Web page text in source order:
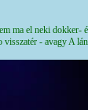
ma el neki dokker-
visszatér - avagy A